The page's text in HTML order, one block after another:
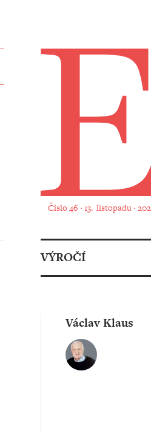
Číslo 46 ‧ 13. listopadu ‧
VÝROČÍ
Václav Klaus